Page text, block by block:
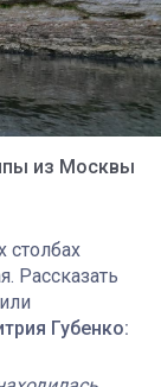
из Москвы
Рассказать
Губенко: